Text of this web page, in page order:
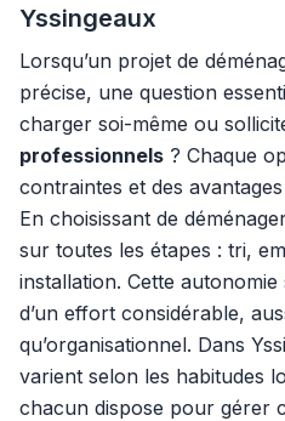
Yssingeaux
Lorsqu’un projet de
précise, une question
charger soi-même ou
professionnels ? Chaque
contraintes et des
En choisissant de
sur toutes les étapes : tri,
installation. Cette autonomie
d’un effort considérable,
qu’organisationnel. Dans
varient selon les habitudes
chacun dispose pour gérer